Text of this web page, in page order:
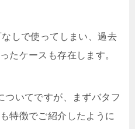
しで使ってしまい、過去
たケースも存在します。
ついてですが、まずバタフ
特徴でご紹介したように